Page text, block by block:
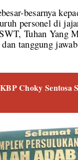
besarnya
personel di
Tuhan Yang
tanggung
Choky Sentosa